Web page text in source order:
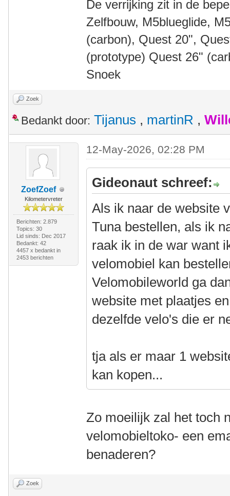
De verrijking zit in de
Zelfbouw, M5blueglide,
(carbon), Quest 20",
(prototype) Quest 26"
Snoek
Zoek
Bedankt door: Tijanus , martinR ,
ZoefZoef
Kilometervreter
Berichten: 2.879
Topics: 30
Lid sinds: Dec 2017
Bedankt: 42
4457 x bedankt in
2453 berichten
12-May-2026, 02:28 PM
Gideonaut schreef:
Als ik naar de website
Tuna bestellen, als ik
raak ik in de war want
velomobiel kan
Velomobileworld ga
website met plaatjes
dezelfde velo's die er
tja als er maar 1
kan kopen...
Zo moeilijk zal het toch
velomobieltoko- een
benaderen?
Zoek